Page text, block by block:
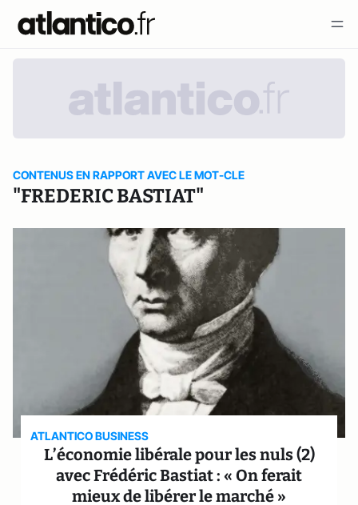
CONTENUS EN RAPPORT AVEC LE MOT-CLE
"FREDERIC BASTIAT"
ATLANTICO BUSINESS
L’économie libérale pour les nuls (2)
avec Frédéric Bastiat : « On ferait
mieux de libérer le marché »